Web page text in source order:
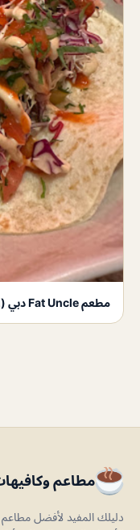
مطعم Fat Uncle دبي (الاسعار + المنيو + الموقع)
مطاعم
دليلك المفيد لأفضل